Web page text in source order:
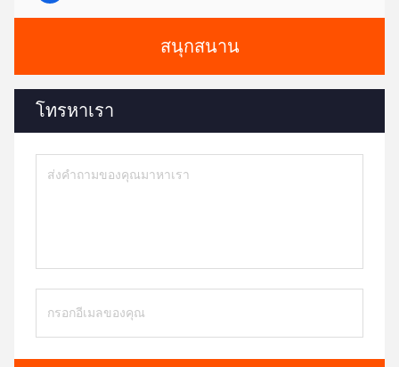
สนุกสนาน
โทรหาเรา